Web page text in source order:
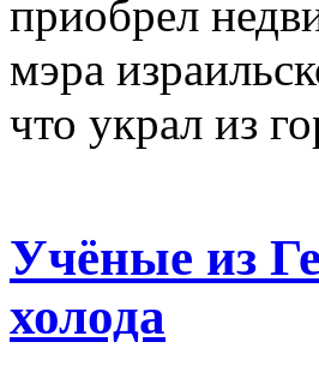
приобрел
мэра
что украл из
Учёные из
холода